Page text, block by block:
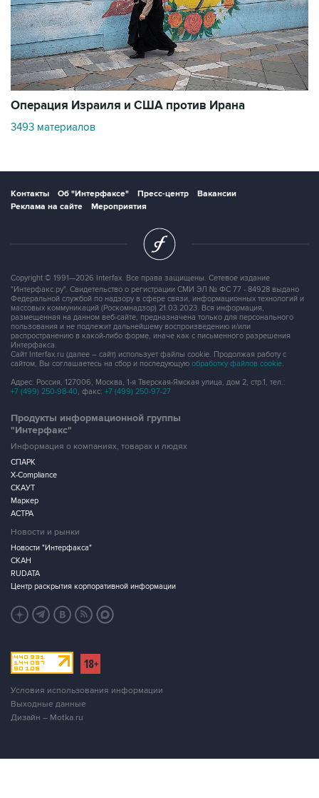
Операция Израиля и США против Ирана
3493 материалов
Контакты Об "Интерфаксе" Пресс-центр
Вакансии
Реклама на сайте
Мероприятия
Copyright © 1991—2026 Interfax. Все права защищены. Сетевое издание
"Интерфакс.ру". Свидетельство о регистрации СМИ ЭЛ № ФС 77 - 84928 выдано
Федеральной службой по надзору в сфере связи, информационных технологий и
массовых коммуникаций (Роскомнадзор) 21.03.2023. Вся информация,
размещенная на данном веб-сайте, предназначена только для персонального
пользования и не подлежит дальнейшему воспроизведению и/или
распространению в какой-либо форме, иначе как с письменного разрешения
Интерфакса.
Сайт Interfax.ru (далее – сайт) использует файлы cookie. Продолжая работу с
сайтом, Вы соглашаетесь на сбор и последующую обработку файлов cookie.
Адрес: Россия, 127006, Москва, 1-я Тверская-Ямская улица, дом 2, стр.1, тел.:
+7 (499) 250-98-40, факс: +7 (499) 250-97-27
Продукты информационной группы
"Интерфакс"
Информация о компаниях, товарах и людях
СПАРК
X-Compliance
СКАУТ
Маркер
АСТРА
Новости и рынки
Новости "Интерфакса"
СКАН
RUDATA
Центр раскрытия корпоративной информации
Условия использования информации
Выходные данные
Дизайн – Motka.ru